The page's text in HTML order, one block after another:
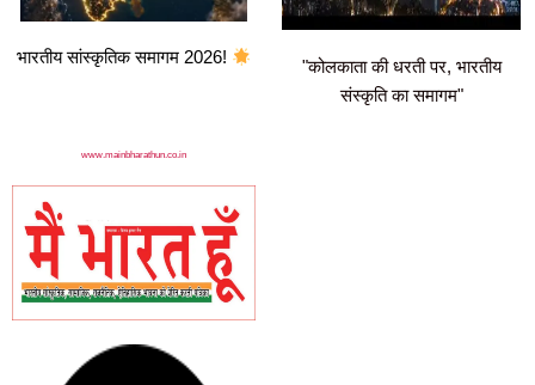
भारतीय सांस्कृतिक समागम 2026!
"कोलकाता की धरती पर, भारतीय
संस्कृति का समागम"
www.mainbharathun.co.in